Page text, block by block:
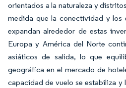
orientados a la naturaleza y
medida que la conectividad y los
expandan alrededor de estas
Europa y América del Norte
asiáticos de salida, lo que
geográfica en el mercado de
capacidad de vuelo se estabiliza y